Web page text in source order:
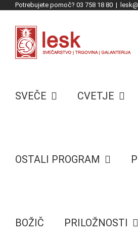
content
Potrebujete pomoč? 03 758 18 80 |
SVEČE CVETJE
OSTALI PROGRAM
BOŽIČ PRILOŽNOSTI